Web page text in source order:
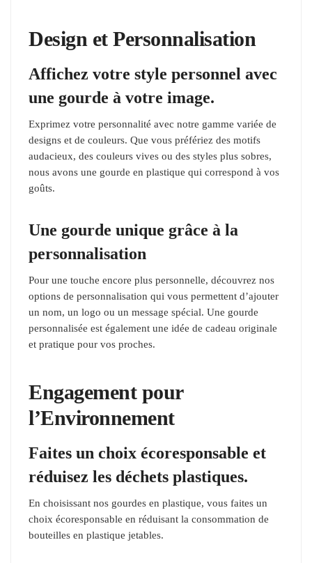
Design et Personnalisation
Affichez votre style personnel avec
une gourde à votre image.
Exprimez votre personnalité avec notre gamme variée de
designs et de couleurs. Que vous préfériez des motifs
audacieux, des couleurs vives ou des styles plus sobres,
nous avons une gourde en plastique qui correspond à vos
goûts.
Une gourde unique grâce à la
personnalisation
Pour une touche encore plus personnelle, découvrez nos
options de personnalisation qui vous permettent d’ajouter
un nom, un logo ou un message spécial. Une gourde
personnalisée est également une idée de cadeau originale
et pratique pour vos proches.
Engagement pour
l’Environnement
Faites un choix écoresponsable et
réduisez les déchets plastiques.
En choisissant nos gourdes en plastique, vous faites un
choix écoresponsable en réduisant la consommation de
bouteilles en plastique jetables.